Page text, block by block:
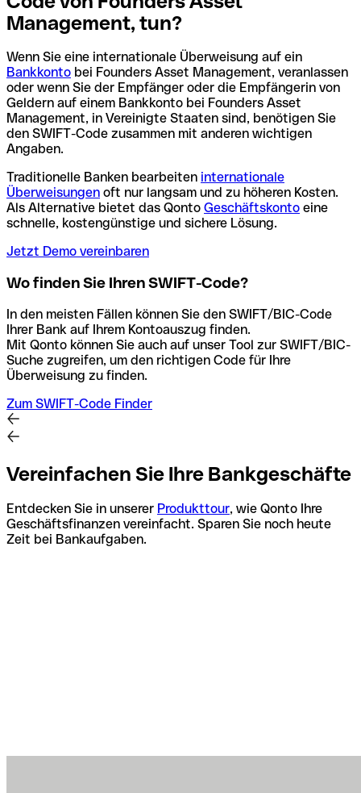
Management, tun?
Wenn Sie eine internationale Überweisung auf ein
Bankkonto bei Founders Asset Management, veranlassen
oder wenn Sie der Empfänger oder die Empfängerin von
Geldern auf einem Bankkonto bei Founders Asset
Management, in Vereinigte Staaten sind, benötigen Sie
den SWIFT-Code zusammen mit anderen wichtigen
Angaben.
Traditionelle Banken bearbeiten internationale
Überweisungen oft nur langsam und zu höheren Kosten.
Als Alternative bietet das Qonto Geschäftskonto eine
schnelle, kostengünstige und sichere Lösung.
Jetzt Demo vereinbaren
Wo finden Sie Ihren SWIFT-Code?
In den meisten Fällen können Sie den SWIFT/BIC-Code
Ihrer Bank auf Ihrem Kontoauszug finden.
Mit Qonto können Sie auch auf unser Tool zur SWIFT/BIC-
Suche zugreifen, um den richtigen Code für Ihre
Überweisung zu finden.
Zum SWIFT-Code Finder
Vereinfachen Sie Ihre Bankgeschäfte
Entdecken Sie in unserer Produkttour, wie Qonto Ihre
Geschäftsfinanzen vereinfacht. Sparen Sie noch heute
Zeit bei Bankaufgaben.